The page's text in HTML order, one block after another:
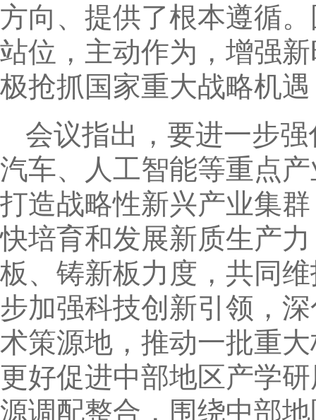
方向、提供了根本遵循
站位，主动作为，增强
极抢抓国家重大战略机
会议指出，要进一步
汽车、人工智能等重点
打造战略性新兴产业集
快培育和发展新质生产
板、铸新板力度，共同
步加强科技创新引领，
术策源地，推动一批重
更好促进中部地区产学
源调配整合，围绕中部